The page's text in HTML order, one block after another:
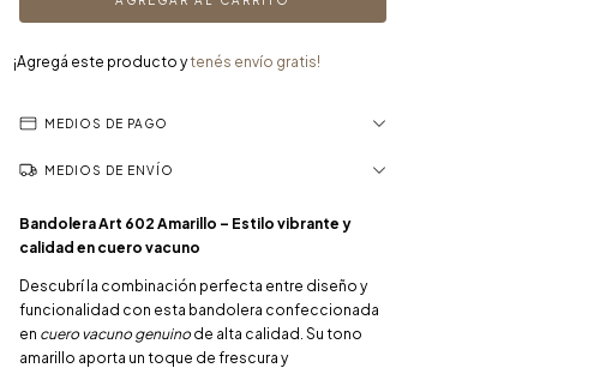
¡Agregá este producto ytenés envío gratis!
MEDIOS DE PAGO
MEDIOS DE ENVÍO
Bandolera Art 602 Amarillo – Estilo vibrante y
calidad en cuero vacuno
Descubrí la combinación perfecta entre diseño y
funcionalidad con esta bandolera confeccionada
en cuero vacuno genuino de alta calidad. Su tono
amarillo aporta un toque de frescura y